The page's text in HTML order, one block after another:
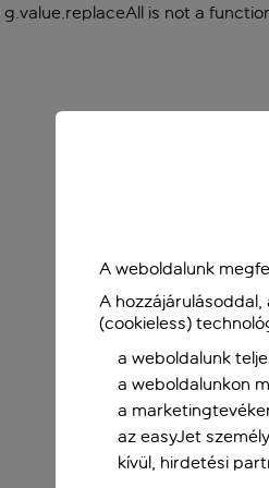
g.value.replaceAll is not a
A weboldalunk
A
(cookieless)
a weboldalunk
a weboldalunkon
a
az easyJet
kívül, hirdetési